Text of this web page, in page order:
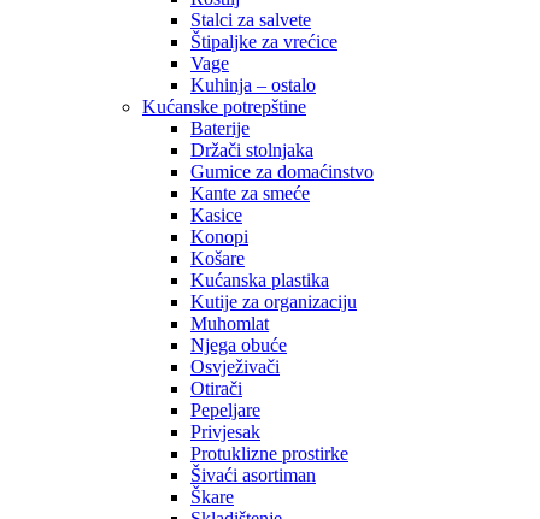
Stalci za salvete
Štipaljke za vrećice
Vage
Kuhinja – ostalo
Kućanske potrepštine
Baterije
Držači stolnjaka
Gumice za domaćinstvo
Kante za smeće
Kasice
Konopi
Košare
Kućanska plastika
Kutije za organizaciju
Muhomlat
Njega obuće
Osvježivači
Otirači
Pepeljare
Privjesak
Protuklizne prostirke
Šivaći asortiman
Škare